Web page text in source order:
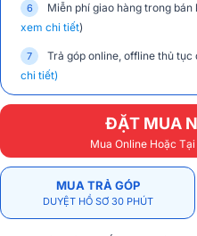
Miễn phí giao hàng trong
xem chi tiết)
Trả góp online, offline thủ
chi tiết)
ĐẶT MUA
Mua Online Hoặc
MUA TRẢ GÓP
DUYỆT HỒ SƠ 30 PHÚT